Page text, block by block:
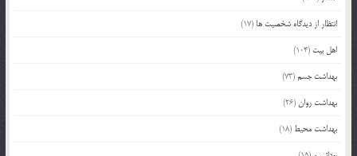
انتظار از دیدگاه شخصیت ها (17)
اهل بیت (104)
بهداشت جسم(73)
بهداشت روان(26)
بهداشت محیط (18)